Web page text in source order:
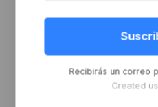
Cerradura ACYTRA 101
Recibirás un correo
Created